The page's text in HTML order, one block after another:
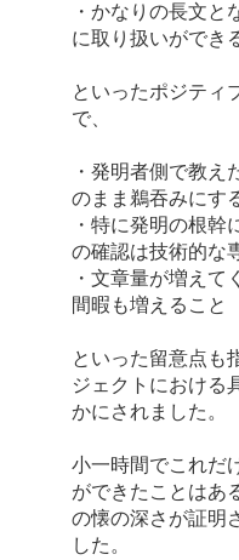
・かなりの長文と
に取り扱いができ
といったポジティ
で、
・発明者側で教え
のまま鵜吞みにす
・特に発明の根幹
の確認は技術的な
・文章量が増えて
間暇も増えること
といった留意点も
ジェクトにおける
かにされました。
小一時間でこれだ
ができたことはあ
の懐の深さが証明
した。